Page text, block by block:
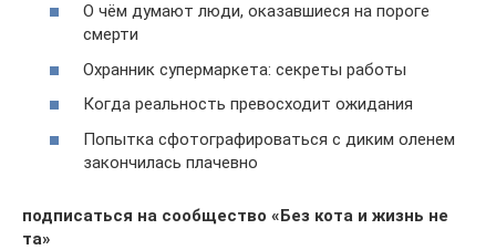
О чём думают люди, оказавшиеся на пороге
смерти
Охранник супермаркета: секреты работы
Когда реальность превосходит ожидания
Попытка сфотографироваться с диким оленем
закончилась плачевно
подписаться на сообщество «Без кота и жизнь не
та»